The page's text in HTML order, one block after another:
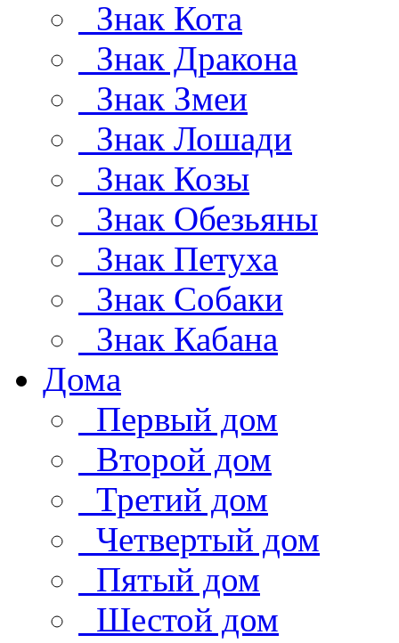
Знак Кота
Знак Дракона
Знак Змеи
Знак Лошади
Знак Козы
Знак Обезьяны
Знак Петуха
Знак Собаки
Знак Кабана
Дома
Первый дом
Второй дом
Третий дом
Четвертый дом
Пятый дом
Шестой дом